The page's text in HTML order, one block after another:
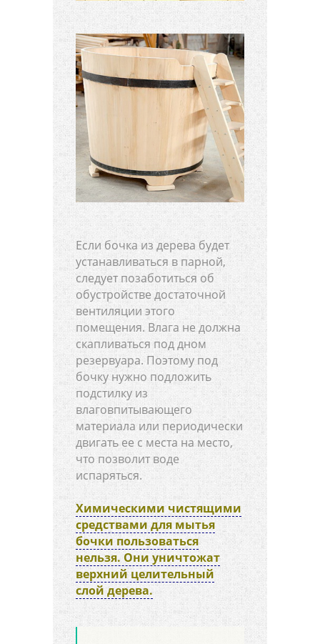
Если бочка из дерева будет
устанавливаться в парной,
следует позаботиться об
обустройстве достаточной
вентиляции этого
помещения. Влага не должна
скапливаться под дном
резервуара. Поэтому под
бочку нужно подложить
подстилку из
влаговпитывающего
материала или периодически
двигать ее с места на место,
что позволит воде
испаряться.
Химическими чистящими
средствами для мытья
бочки пользоваться
нельзя. Они уничтожат
верхний целительный
слой дерева.